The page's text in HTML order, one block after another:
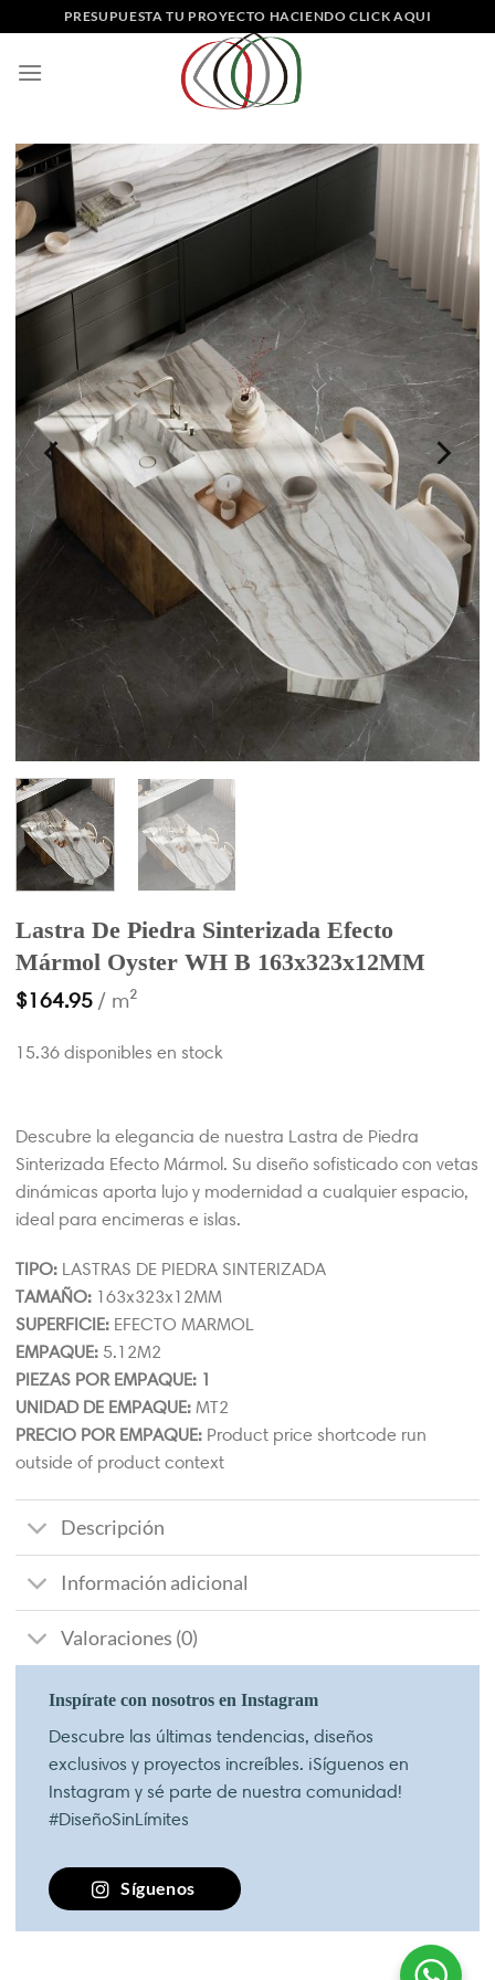
al
contenido
PRESUPUESTA TU PROYECTO HACIENDO CLICK AQUI
Lastra De Piedra Sinterizada Efecto
Mármol Oyster WH B 163x323x12MM
$164.95 / m²
15.36 disponibles en stock
Descubre la elegancia de nuestra Lastra de Piedra
Sinterizada Efecto Mármol. Su diseño sofisticado con vetas
dinámicas aporta lujo y modernidad a cualquier espacio,
ideal para encimeras e islas.
TIPO: LASTRAS DE PIEDRA SINTERIZADA
TAMAÑO: 163x323x12MM
SUPERFICIE: EFECTO MARMOL
EMPAQUE: 5.12M2
PIEZAS POR EMPAQUE: 1
UNIDAD DE EMPAQUE: MT2
PRECIO POR EMPAQUE: Product price shortcode run
outside of product context
Descripción
Información adicional
Valoraciones (0)
Inspírate con nosotros en Instagram
Descubre las últimas tendencias, diseños
exclusivos y proyectos increíbles. ¡Síguenos en
Instagram y sé parte de nuestra comunidad!
#DiseñoSinLímites
Síguenos